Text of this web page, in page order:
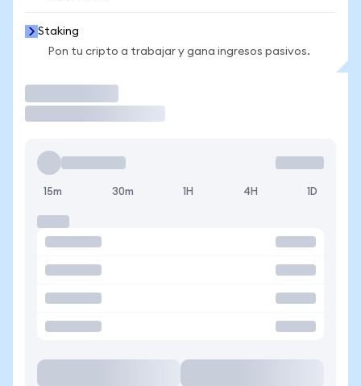
Staking
Pon tu cripto a trabajar y gana ingresos pasivos.
15m 30m 1H 4H 1D